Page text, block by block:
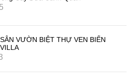
VƯỜN BIỆT THỰ VEN BIỂN